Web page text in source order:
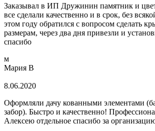
Заказывал в ИП Дружинин памятник и
все сделали качественно и в срок, без
этом году обратился с вопросом сделать
размерам, через два дня привезли и
спасибо
м
Мария В
8.06.2020
Оформляли дачу кованными элементами
забор). Быстро и качественно!
Алексею отдельное спасибо за